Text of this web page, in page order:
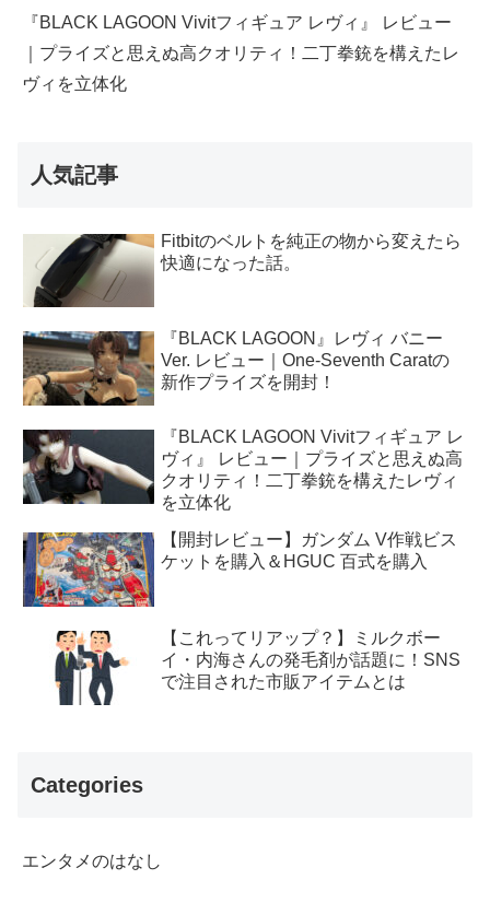
『BLACK LAGOON Vivitフィギュア レヴィ』 レビュー
｜プライズと思えぬ高クオリティ！二丁拳銃を構えたレ
ヴィを立体化
人気記事
Fitbitのベルトを純正の物から変えたら
快適になった話。
『BLACK LAGOON』レヴィ バニー
Ver. レビュー｜One-Seventh Caratの
新作プライズを開封！
『BLACK LAGOON Vivitフィギュア レ
ヴィ』 レビュー｜プライズと思えぬ高
クオリティ！二丁拳銃を構えたレヴィ
を立体化
【開封レビュー】ガンダム V作戦ビス
ケットを購入＆HGUC 百式を購入
【これってリアップ？】ミルクボー
イ・内海さんの発毛剤が話題に！SNS
で注目された市販アイテムとは
Categories
エンタメのはなし